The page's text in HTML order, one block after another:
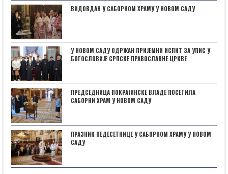
ВИДОВДАН У САБОРНОМ ХРАМУ У НОВОМ САДУ
У НОВОМ САДУ ОДРЖАН ПРИЈЕМНИ ИСПИТ ЗА УПИС У
БОГОСЛОВИЈЕ СРПСКЕ ПРАВОСЛАВНЕ ЦРКВЕ
ПРЕДСЕДНИЦА ПОКРАЈИНСКЕ ВЛАДЕ ПОСЕТИЛА
САБОРНИ ХРАМ У НОВОМ САДУ
ПРАЗНИК ПЕДЕСЕТНИЦЕ У САБОРНОМ ХРАМУ У НОВОМ
САДУ